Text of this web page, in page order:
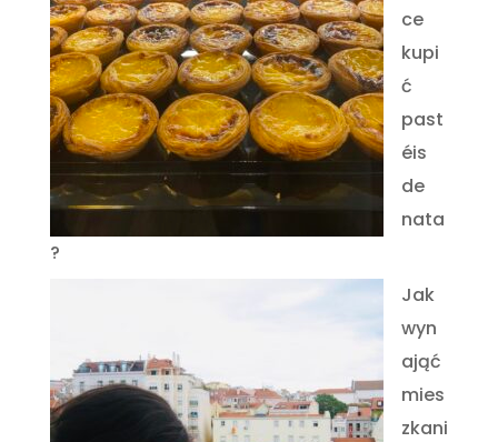
ce
kupi
ć
past
éis
de
nata
?
Jak
wyn
ająć
mies
zkani